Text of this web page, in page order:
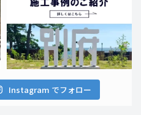
Instagram でフォロー